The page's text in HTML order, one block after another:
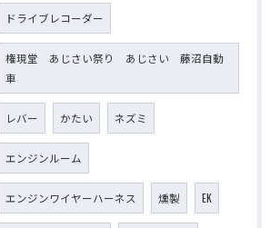
ドライブレコーダー
権現堂 あじさい祭り あじさい 藤沼自動
車
レバー かたい ネズミ
エンジンルーム
エンジンワイヤーハーネス 燻製 EK